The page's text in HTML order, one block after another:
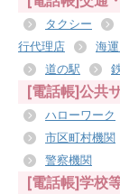
タクシー
行代理店
海
道の駅
[電話帳]公共
ハローワーク
市区町村機関
警察機関
[電話帳]学校